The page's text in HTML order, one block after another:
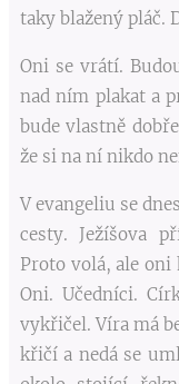
taky blažený pláč.
Oni se vrátí.
nad ním plakat a
bude vlastně
že si na ní nikdo
V evangeliu se
cesty. Ježíšova
Proto volá, ale
Oni. Učedníci.
vykřičel. Víra má
křičí a nedá se